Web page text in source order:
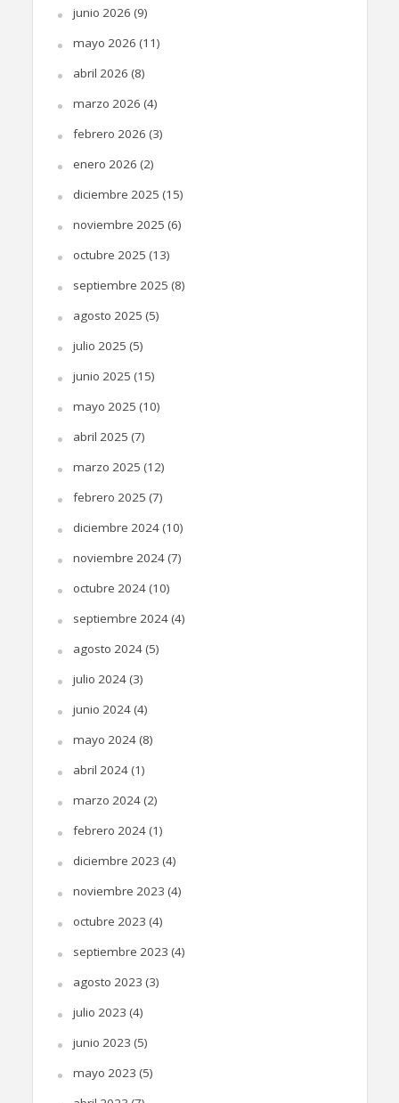
junio 2026 (9)
mayo 2026 (11)
abril 2026 (8)
marzo 2026 (4)
febrero 2026 (3)
enero 2026 (2)
diciembre 2025 (15)
noviembre 2025 (6)
octubre 2025 (13)
septiembre 2025 (8)
agosto 2025 (5)
julio 2025 (5)
junio 2025 (15)
mayo 2025 (10)
abril 2025 (7)
marzo 2025 (12)
febrero 2025 (7)
diciembre 2024(10)
noviembre 2024(7)
octubre 2024(10)
septiembre 2024(4)
agosto 2024(5)
julio 2024(3)
junio 2024(4)
mayo 2024(8)
abril 2024(1)
marzo 2024(2)
febrero 2024(1)
diciembre 2023 (4)
noviembre 2023 (4)
octubre 2023 (4)
septiembre 2023 (4)
agosto 2023 (3)
julio 2023 (4)
junio 2023 (5)
mayo 2023 (5)